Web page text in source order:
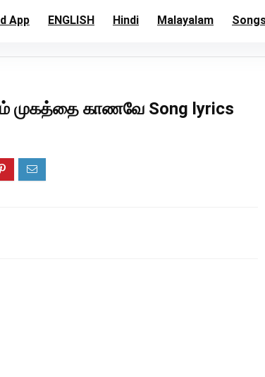
App ENGLISH Hindi Malayalam
முகத்தை காணவே Song lyrics